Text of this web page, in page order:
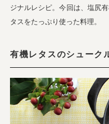
お届け情報
お問い合
会社概要
業務用卸
ジナルレシピ。今回は、塩尻
タスをたっぷり使った料理。
有機レタスのシューク